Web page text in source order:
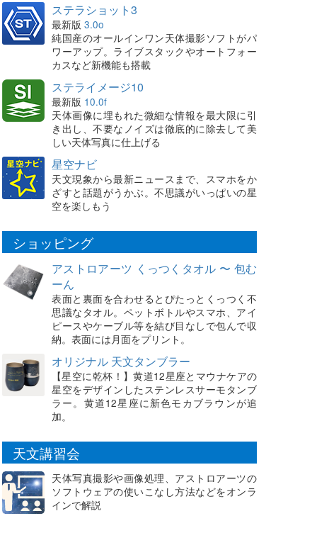
ステラショット3
最新版 3.0o
純国産のオールインワン天体撮影ソフトがパ
ワーアップ。ライブスタックやオートフォー
カスなど新機能も搭載
ステライメージ10
最新版 10.0f
天体画像に埋もれた微細な情報を最大限に引
き出し、不要なノイズは徹底的に除去して美
しい天体写真に仕上げる
星空ナビ
天文現象から最新ニュースまで、スマホをか
ざすと話題がうかぶ。不思議がいっぱいの星
空を楽しもう
ショッピング
アストロアーツ くっつくタオル 〜 包む
ーん
表面と裏面を合わせるとぴたっとくっつく不
思議なタオル。ペットボトルやスマホ、アイ
ピースやケーブル等を結び目なしで包んで収
納。表面には月面をプリント。
オリジナル 天文タンブラー
【星空に乾杯！】黄道12星座とマウナケアの
星空をデザインしたステンレスサーモタンブ
ラー。黄道12星座に新色モカブラウンが追
加。
天文講習会
天体写真撮影や画像処理、アストロアーツの
ソフトウェアの使いこなし方法などをオンラ
インで解説